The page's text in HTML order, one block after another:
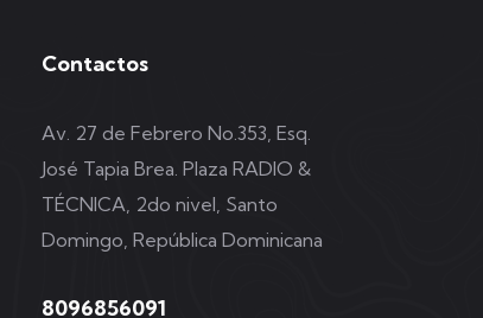
Contactos
Av. 27 de Febrero No.353, Esq.
José Tapia Brea. Plaza RADIO &
TÉCNICA, 2do nivel, Santo
Domingo, República Dominicana
8096856091